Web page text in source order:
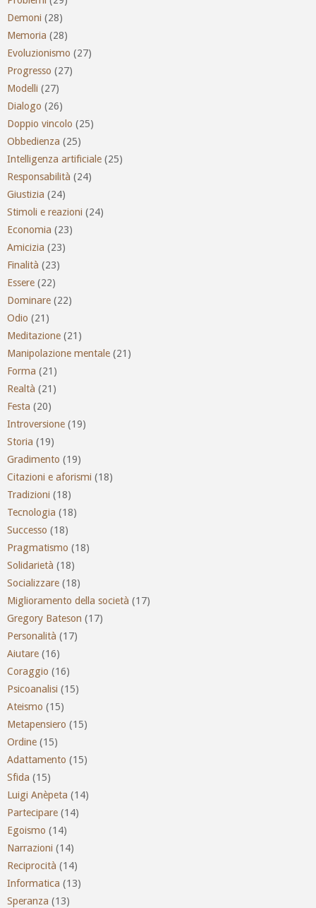
Demoni (28)
Memoria (28)
Evoluzionismo (27)
Progresso (27)
Modelli (27)
Dialogo (26)
Doppio vincolo (25)
Obbedienza (25)
Intelligenza artificiale (25)
Responsabilità (24)
Giustizia (24)
Stimoli e reazioni (24)
Economia (23)
Amicizia (23)
Finalità (23)
Essere (22)
Dominare (22)
Odio (21)
Meditazione (21)
Manipolazione mentale (21)
Forma (21)
Realtà (21)
Festa (20)
Introversione (19)
Storia (19)
Gradimento (19)
Citazioni e aforismi (18)
Tradizioni (18)
Tecnologia (18)
Successo (18)
Pragmatismo (18)
Solidarietà (18)
Socializzare (18)
Miglioramento della società (17)
Gregory Bateson (17)
Personalità (17)
Aiutare (16)
Coraggio (16)
Psicoanalisi (15)
Ateismo (15)
Metapensiero (15)
Ordine (15)
Adattamento (15)
Sfida (15)
Luigi Anèpeta (14)
Partecipare (14)
Egoismo (14)
Narrazioni (14)
Reciprocità (14)
Informatica (13)
Speranza (13)